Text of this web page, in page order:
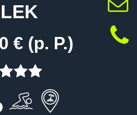
€ (p. P.)